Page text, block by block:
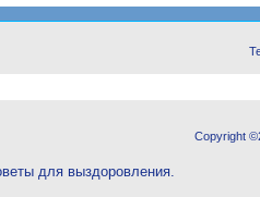
Copyright
для выздоровления.